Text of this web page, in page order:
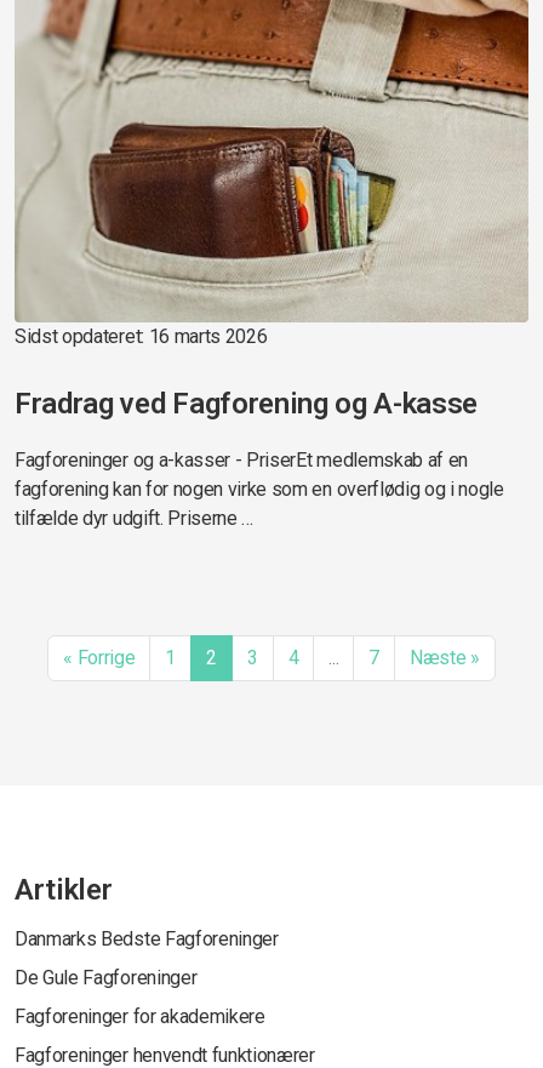
Sidst opdateret: 16 marts 2026
Fradrag ved Fagforening og A-kasse
Fagforeninger og a-kasser - PriserEt medlemskab af en
fagforening kan for nogen virke som en overflødig og i nogle
tilfælde dyr udgift. Priserne …
« Forrige 1 2 3 4 7 Næste »
Artikler
Danmarks Bedste Fagforeninger
De Gule Fagforeninger
Fagforeninger for akademikere
Fagforeninger henvendt funktionærer